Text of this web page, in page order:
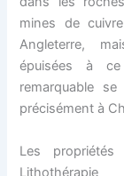
mines de
Angleterre,
épuisées à
remarquable
précisément à
Les
Lithothérapie